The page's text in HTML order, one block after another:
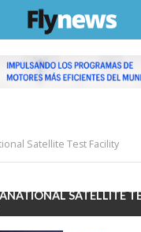
Satellite Test Facility
SATELLITE